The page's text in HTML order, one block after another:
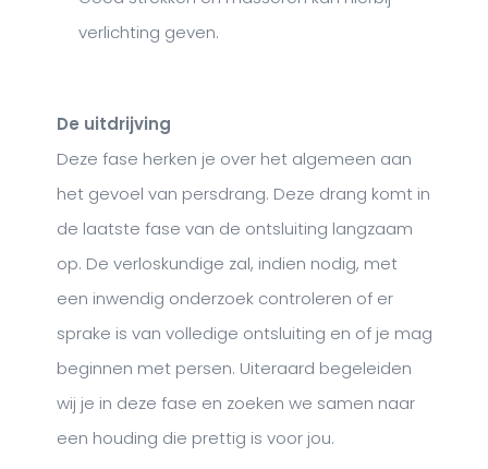
verlichting geven.
De uitdrijving
Deze fase herken je over het algemeen aan
het gevoel van persdrang. Deze drang komt in
de laatste fase van de ontsluiting langzaam
op. De verloskundige zal, indien nodig, met
een inwendig onderzoek controleren of er
sprake is van volledige ontsluiting en of je mag
beginnen met persen. Uiteraard begeleiden
wij je in deze fase en zoeken we samen naar
een houding die prettig is voor jou.